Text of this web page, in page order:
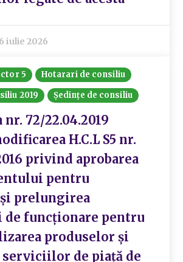
iulie 2026
5
Hotarari de consiliu
2019
Ședințe de consiliu
72/22.04.2019
H.C.L S5 nr.
privind aprobarea
pentru
prelungirea
de funcționare pentru
produselor și
serviciilor de piață de